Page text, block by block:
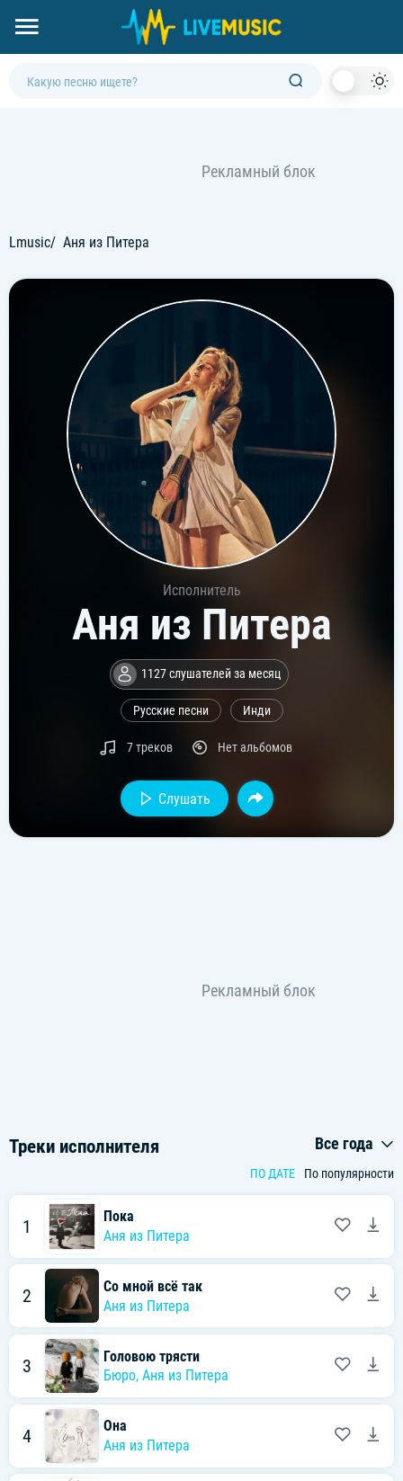
Lmusic Аня из Питера
Исполнитель
Аня из Питера
1127 слушателей за месяц
Русские песни Инди
7 треков Нет альбомов
Слушать
Треки исполнителя Все года
ПО ДАТЕ По популярности
1
Пока
Аня из Питера
2
Со мной всё так
Аня из Питера
3
Головою трясти
Бюро, Аня из Питера
4
Она
Аня из Питера